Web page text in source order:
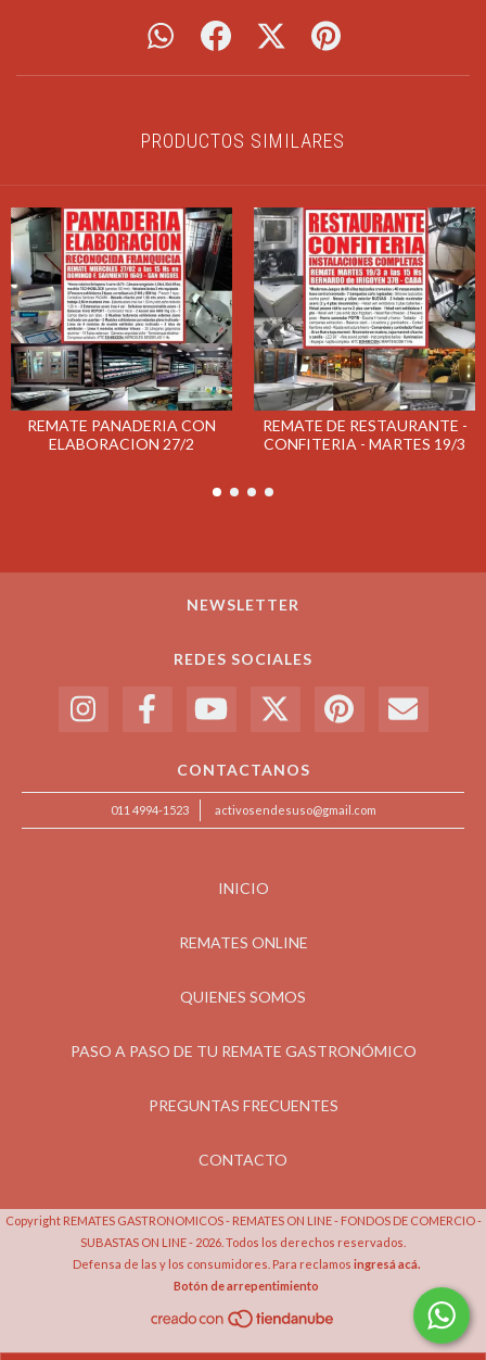
PRODUCTOS SIMILARES
REMATE PANADERIA CON
ELABORACION 27/2
REMATE DE RESTAURANTE -
CONFITERIA - MARTES 19/3
NEWSLETTER
REDES SOCIALES
CONTACTANOS
011 4994-1523 activosendesuso@gmail.com
INICIO
REMATES ONLINE
QUIENES SOMOS
PASO A PASO DE TU REMATE GASTRONÓMICO
PREGUNTAS FRECUENTES
CONTACTO
Copyright REMATES GASTRONOMICOS - REMATES ON LINE - FONDOS DE COMERCIO -
SUBASTAS ON LINE - 2026. Todos los derechos reservados.
Defensa de las y los consumidores. Para reclamos ingresá acá.
Botón de arrepentimiento